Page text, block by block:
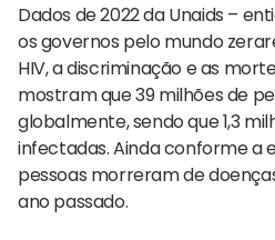
Dados de 2022 da Unaids –
os governos pelo mundo
HIV, a discriminação e as
mostram que 39 milhões de
globalmente, sendo que 1,3
infectadas. Ainda conforme a
pessoas morreram de
ano passado.